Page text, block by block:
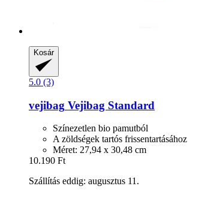
Kosár
5.0 (3)
vejibag Vejibag Standard
Színezetlen bio pamutból
A zöldségek tartós frissentartásához
Méret: 27,94 x 30,48 cm
10.190 Ft
Szállítás eddig: augusztus 11.